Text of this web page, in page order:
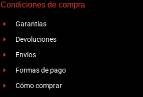
Condiciones de compra
Garantías
Devoluciones
Envíos
Formas de pago
Cómo comprar